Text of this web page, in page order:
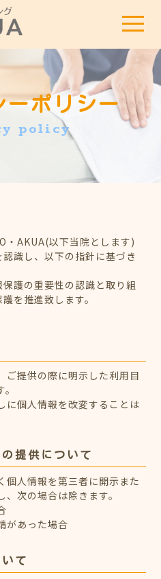
t
o
g
v
g
ーポリシー
policy
・AKUA(以下当院とします)
識し、以下の指針に基づき
護の重要性の認識と取り組
を推進致します。
ご提供の際に明示した利用目
に個人情報を改変することは
提供について
個人情報を第三者に開示また
次の場合は除きます。
があった場合
て